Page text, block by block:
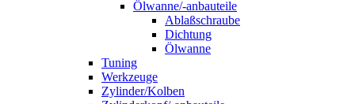
Ölwanne/-anbauteile
Ablaßschraube
Dichtung
Ölwanne
Tuning
Werkzeuge
Zylinder/Kolben